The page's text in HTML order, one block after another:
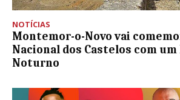
NOTÍCIAS
Montemor-o-Novo vai
Nacional dos Castelos com um
Noturno